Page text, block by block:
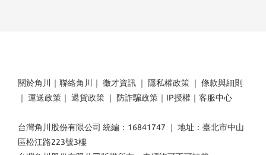
關於角川 ｜ 聯絡角川 ｜ 徵才資訊 ｜ 隱私權政策 ｜ 條款與細則
｜ 運送政策 ｜ 退貨政策 ｜ 防詐騙政策 ｜ IP授權 ｜ 客服中心
台灣角川股份有限公司 統編：16841747 ｜ 地址：臺北市中山
區松江路223號3樓